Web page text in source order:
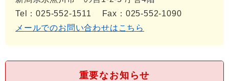
Tel：025-552-1511
Fax：025-552-1090
メールでのお問い合わせはこちら
重要なお知らせ